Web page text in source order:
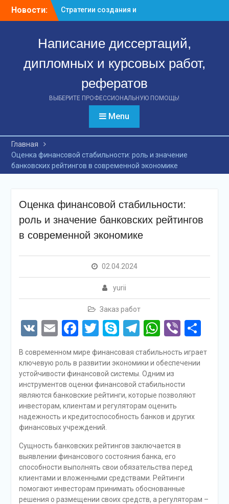
Новости:
Стратегии создания и
управления венчурными
ключевые аспекты
успешной деятельности
Стратегии формирования
вексельным портфелем
банка: путь к финансовой
стабильности
Эффект международных
стандартов: как
повышение качества
российских предприятий
способствует
Написание диссертаций,
дипломных и курсовых работ,
рефератов
ВЫБЕРИТЕ ПРОФЕССИОНАЛЬНУЮ ПОМОЩЬ!
Menu
Главная
Оценка финансовой стабильности: роль и значение
банковских рейтингов в современной экономике
Оценка финансовой стабильности:
роль и значение банковских рейтингов
в современной экономике
02.04.2024
yurii
Заказ работ
VKEmailFacebook
Twitter
SkypeTelegram
Viber
В современном мире финансовая стабильность играет
ключевую роль в развитии экономики и обеспечении
устойчивости финансовой системы. Одним из
инструментов оценки финансовой стабильности
являются банковские рейтинги, которые позволяют
инвесторам, клиентам и регуляторам оценить
надежность и кредитоспособность банков и других
финансовых учреждений.
Сущность банковских рейтингов заключается в
выявлении финансового состояния банка, его
способности выполнять свои обязательства перед
клиентами и вложенными средствами. Рейтинги
помогают инвесторам принимать обоснованные
решения о размещении своих средств, а регуляторам –